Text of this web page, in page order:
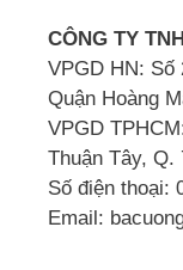
CÔNG TY
VPGD HN: Số
Quận Hoàng
VPGD
Thuận Tây, Q.
Số điện thoại:
Email: